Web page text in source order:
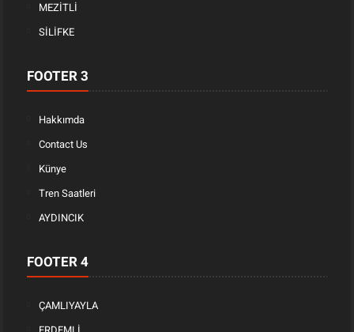
MEZİTLİ
SİLİFKE
FOOTER 3
Hakkımda
Contact Us
Künye
Tren Saatleri
AYDINCIK
FOOTER 4
ÇAMLIYAYLA